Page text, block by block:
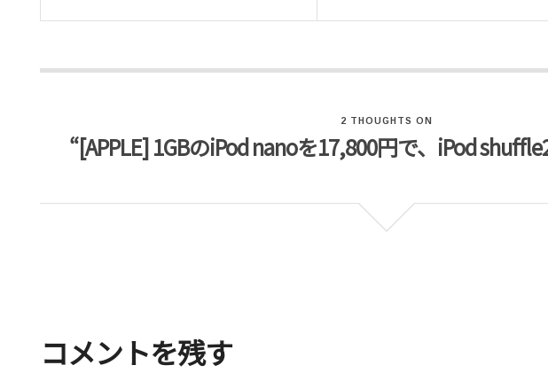
2 THOUGHTS ON
“[APPLE] 1GBのiPod nanoを17,800円で、iPod
コメントを残す